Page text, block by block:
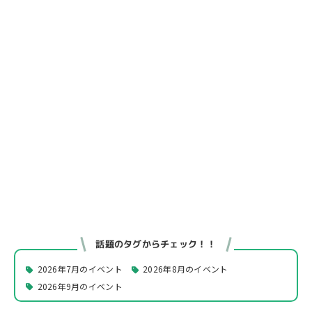
話題のタグからチェック！！
2026年7月のイベント
2026年8月のイベント
2026年9月のイベント